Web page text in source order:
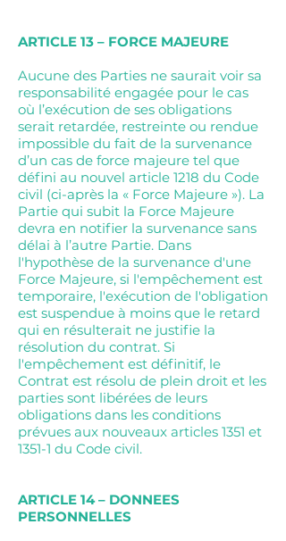
ARTICLE 13 – FORCE MAJEURE
Aucune des Parties ne saurait voir sa
responsabilité engagée pour le cas
où l’exécution de ses obligations
serait retardée, restreinte ou rendue
impossible du fait de la survenance
d’un cas de force majeure tel que
défini au nouvel article 1218 du Code
civil (ci-après la « Force Majeure »). La
Partie qui subit la Force Majeure
devra en notifier la survenance sans
délai à l’autre Partie. Dans
l'hypothèse de la survenance d'une
Force Majeure, si l'empêchement est
temporaire, l'exécution de l'obligation
est suspendue à moins que le retard
qui en résulterait ne justifie la
résolution du contrat. Si
l'empêchement est définitif, le
Contrat est résolu de plein droit et les
parties sont libérées de leurs
obligations dans les conditions
prévues aux nouveaux articles 1351 et
1351-1 du Code civil.
ARTICLE 14 – DONNEES
PERSONNELLES